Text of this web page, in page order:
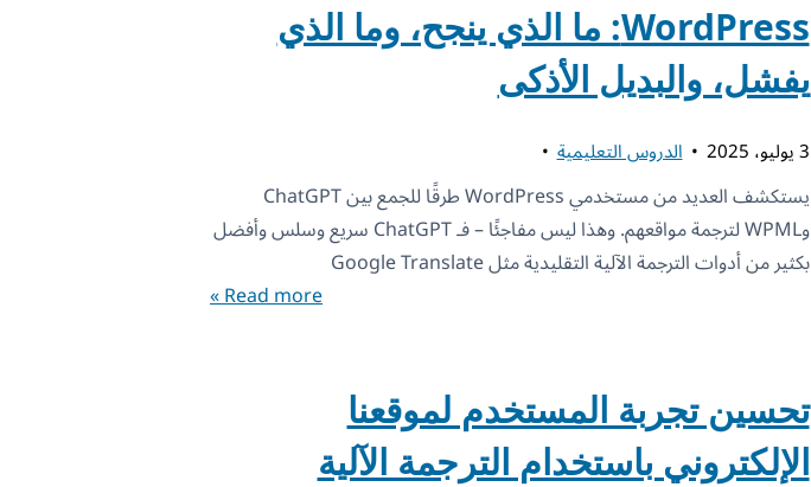
WordPress: ما الذي ينجح، وما الذي
يفشل، والبديل الأذكى
3 يوليو، 2025 الدروس التعليمية
يستكشف العديد من مستخدمي WordPress طرقًا للجمع بين ChatGPT
وWPML لترجمة مواقعهم. وهذا ليس مفاجئًا – فـ ChatGPT سريع وسلس وأفضل
بكثير من أدوات الترجمة الآلية التقليدية مثل Google Translate
Read more »
تحسين تجربة المستخدم لموقعنا
الإلكتروني باستخدام الترجمة الآلية